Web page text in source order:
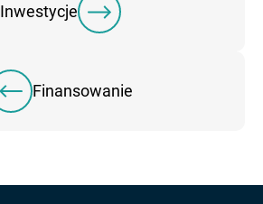
Finansowanie
Inwestycje